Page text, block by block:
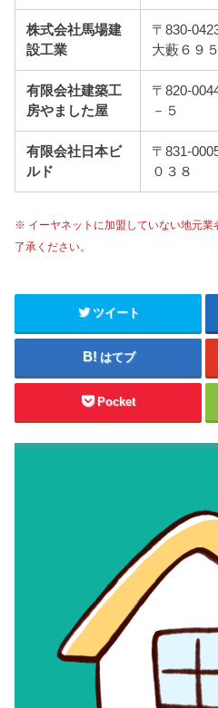
株式会社馬場建
設工業
〒830-
大藪６９５
有限会社建築工
房やました屋
〒820-
－５
有限会社日本ビ
ルド
〒831-
０３８
※ イーヤネットに加盟していない地元業
了承ください。
ツイート
はてブ
Pocket